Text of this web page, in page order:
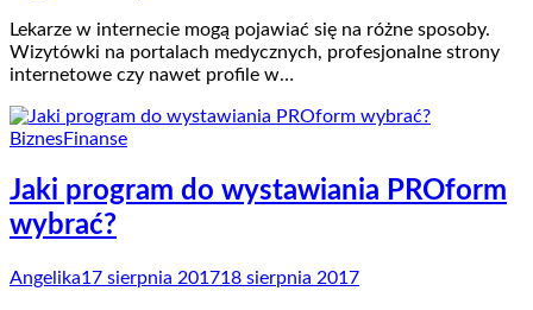
Lekarze w internecie mogą pojawiać się na różne sposoby.
Wizytówki na portalach medycznych, profesjonalne strony
internetowe czy nawet profile w…
BiznesFinanse
Jaki program do wystawiania PROform
wybrać?
Angelika17 sierpnia 201718 sierpnia 2017